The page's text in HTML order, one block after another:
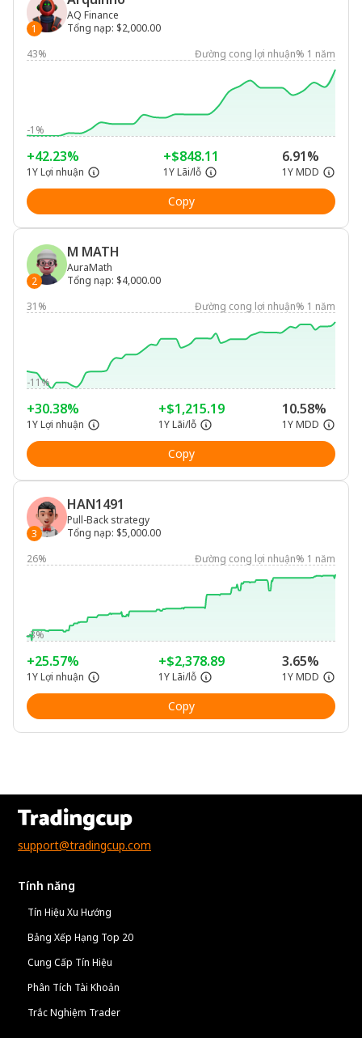
1
AQ Finance
Tổng nạp: $2,000.00
43%
Đường cong lợi nhuận% 1 năm
-1%
+42.23%
1Y Lợi nhuận
+$848.11
1Y Lãi/lỗ
6.91%
1Y MDD
Copy
2
M MATH
AuraMath
Tổng nạp: $4,000.00
31%
Đường cong lợi nhuận% 1 năm
-11%
+30.38%
1Y Lợi nhuận
+$1,215.19
1Y Lãi/lỗ
10.58%
1Y MDD
Copy
3
HAN1491
Pull-Back strategy
Tổng nạp: $5,000.00
26%
Đường cong lợi nhuận% 1 năm
-3%
+25.57%
1Y Lợi nhuận
+$2,378.89
1Y Lãi/lỗ
3.65%
1Y MDD
Copy
support@tradingcup.com
Tính năng
Tín Hiệu Xu Hướng
Bảng Xếp Hạng Top 20
Cung Cấp Tín Hiệu
Phân Tích Tài Khoản
Trắc Nghiệm Trader